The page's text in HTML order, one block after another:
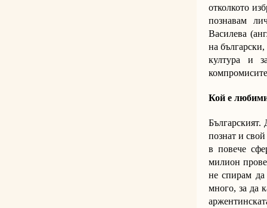
отколкото
познавам
Василева
на български,
култура и
компромисите
Кой е
познат и
в повече
милион
не спирам да
много, за да